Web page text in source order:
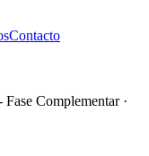
Contacto
Complementar·